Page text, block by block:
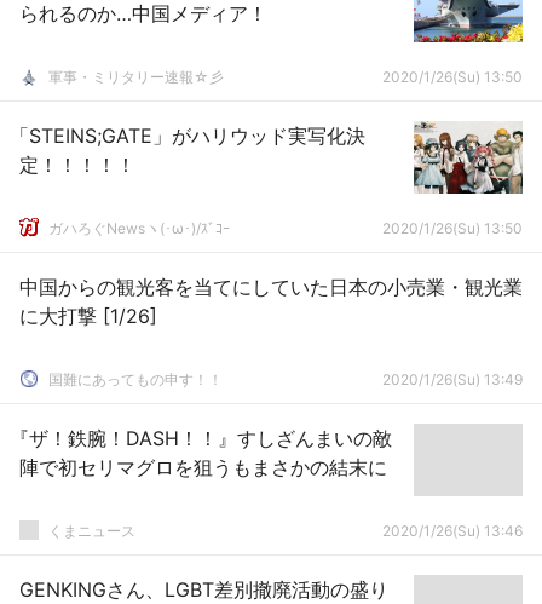
られるのか…中国メディア！
軍事・ミリタリー速報☆彡 2020/1/26(Su) 13:50
「STEINS;GATE」がハリウッド実写化決
定！！！！！
ガハろぐNewsヽ(･ω･)/ｽﾞｺｰ 2020/1/26(Su) 13:50
中国からの観光客を当てにしていた日本の小売業・観光業
に大打撃 [1/26]
国難にあってもの申す！！ 2020/1/26(Su) 13:49
『ザ！鉄腕！DASH！！』すしざんまいの敵
陣で初セリマグロを狙うもまさかの結末に
くまニュース 2020/1/26(Su) 13:46
GENKINGさん、LGBT差別撤廃活動の盛り